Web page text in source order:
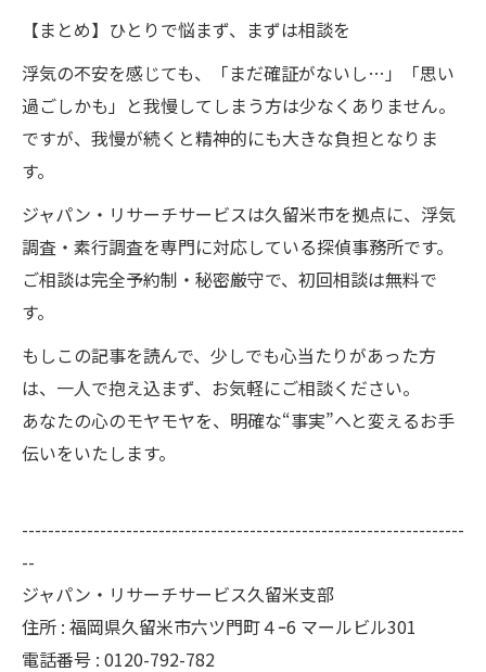
【まとめ】ひとりで悩まず、まずは相談を
浮気の不安を感じても、「まだ確証がないし…」「思い
過ごしかも」と我慢してしまう方は少なくありません。
ですが、我慢が続くと精神的にも大きな負担となりま
す。
ジャパン・リサーチサービスは久留米市を拠点に、浮気
調査・素行調査を専門に対応している探偵事務所です。
ご相談は完全予約制・秘密厳守で、初回相談は無料で
す。
もしこの記事を読んで、少しでも心当たりがあった方
は、一人で抱え込まず、お気軽にご相談ください。
あなたの心のモヤモヤを、明確な“事実”へと変えるお手
伝いをいたします。
--------------------------------------------------------------------
--
ジャパン・リサーチサービス久留米支部
住所 : 福岡県久留米市六ツ門町４ｰ6 マールビル301
電話番号 : 0120-792-782